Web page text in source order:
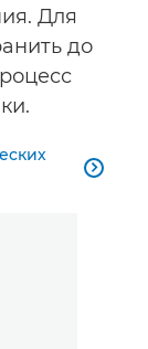
Для
до
